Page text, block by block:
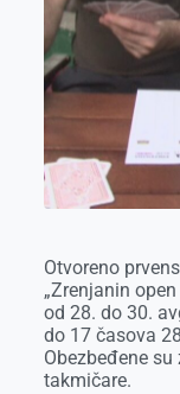
o
k
r
Otvoreno
„Zrenjanin
od 28. do 30.
do 17 časova
Obezbeđene
takmičare.